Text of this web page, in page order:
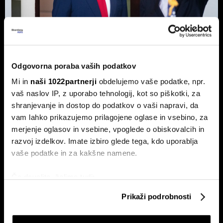
Odgovorna poraba vaših podatkov
Mi in naši 1022partnerji obdelujemo vaše podatke, npr.
vaš naslov IP, z uporabo tehnologij, kot so piškotki, za
shranjevanje in dostop do podatkov o vaši napravi, da
vam lahko prikazujemo prilagojene oglase in vsebino, za
merjenje oglasov in vsebine, vpoglede o obiskovalcih in
razvoj izdelkov. Imate izbiro glede tega, kdo uporablja
vaše podatke in za kakšne namene.
Identificirati napravo z aktivnim preverjanjem
Prikaži podrobnosti
Top 5 novic za začetek dneva:
Odpiranje Hormuške ožine, a ne za
ZDA in Izrael?
To so prve novice dneva.
Borza na rekordu, ekonomija na
Top 5 novic za začetek dneva: